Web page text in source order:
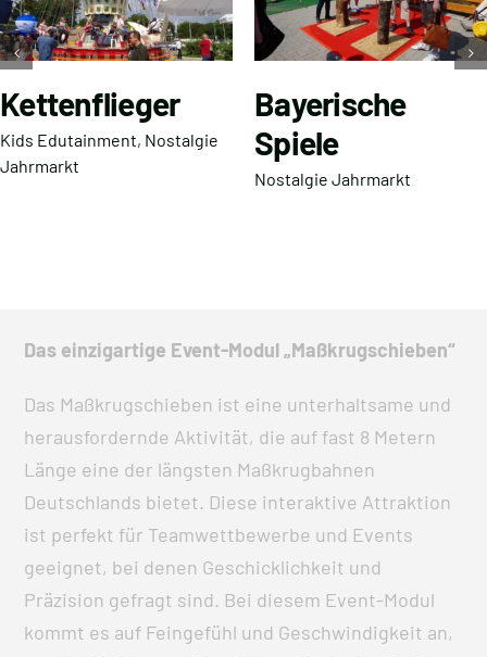
Kettenflieger
Kids Edutainment, Nostalgie
Jahrmarkt
Bayerische
Spiele
Nostalgie Jahrmarkt
Das einzigartige Event-Modul „Maßkrugschieben“
Das Maßkrugschieben ist eine unterhaltsame und
herausfordernde Aktivität, die auf fast 8 Metern
Länge eine der längsten Maßkrugbahnen
Deutschlands bietet. Diese interaktive Attraktion
ist perfekt für Teamwettbewerbe und Events
geeignet, bei denen Geschicklichkeit und
Präzision gefragt sind. Bei diesem Event-Modul
kommt es auf Feingefühl und Geschwindigkeit an,